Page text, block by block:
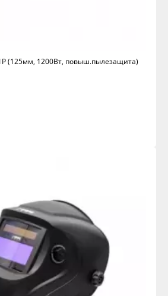
(125мм, 1200Вт, повыш.пылезащита)